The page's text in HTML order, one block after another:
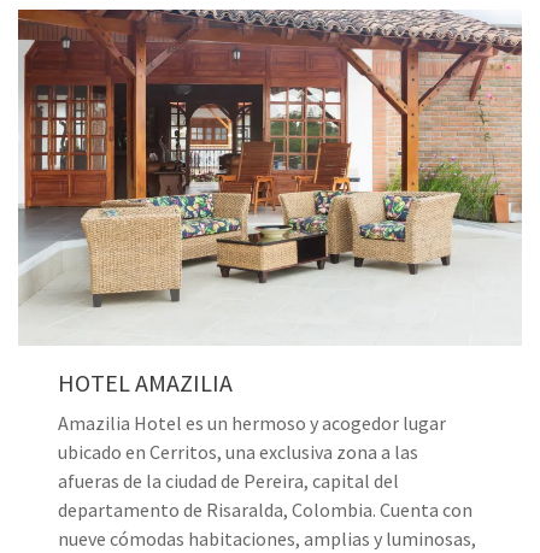
HOTEL AMAZILIA
Amazilia Hotel es un hermoso y acogedor lugar
ubicado en Cerritos, una exclusiva zona a las
afueras de la ciudad de Pereira, capital del
departamento de Risaralda, Colombia. Cuenta con
nueve cómodas habitaciones, amplias y luminosas,